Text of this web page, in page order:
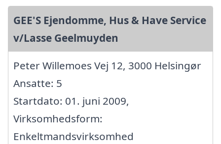
GEE'S Ejendomme, Hus & Have Service
v/Lasse Geelmuyden
Peter Willemoes Vej 12, 3000 Helsingør
Ansatte: 5
Startdato: 01. juni 2009,
Virksomhedsform:
Enkeltmandsvirksomhed